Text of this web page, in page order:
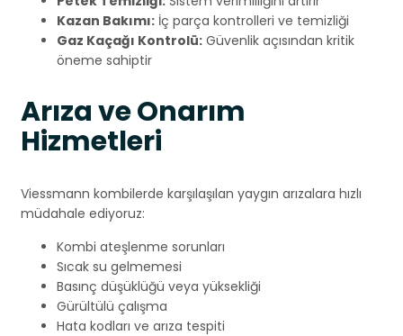
Kazan Bakımı: İç parça kontrolleri ve temizliği
Gaz Kaçağı Kontrolü: Güvenlik açısından kritik
öneme sahiptir
Arıza ve Onarım
Hizmetleri
Viessmann kombilerde karşılaşılan yaygın arızalara hızlı
müdahale ediyoruz:
Kombi ateşlenme sorunları
Sıcak su gelmemesi
Basınç düşüklüğü veya yüksekliği
Gürültülü çalışma
Hata kodları ve arıza tespiti